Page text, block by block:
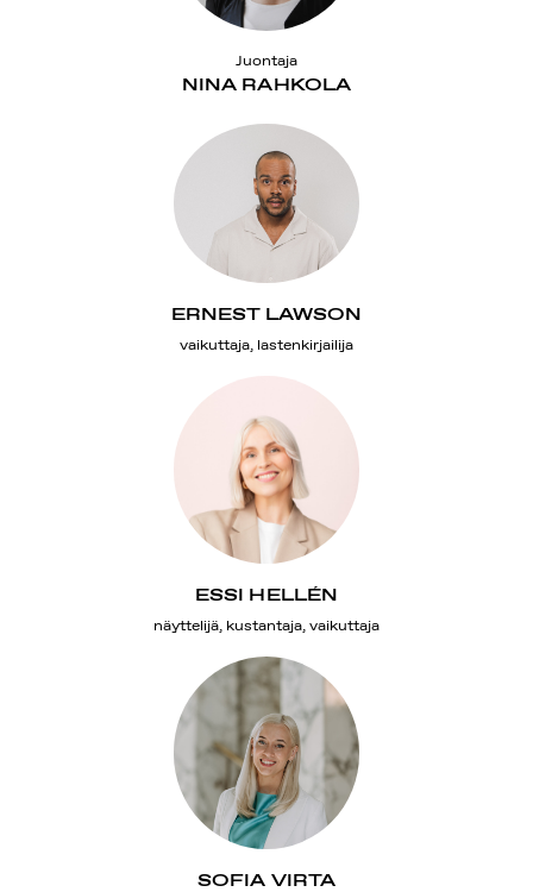
NINA RAHKOLA
Juontaja
ERNEST LAWSON
vaikuttaja, lastenkirjailija
ESSI HELLÉN
näyttelijä, kustantaja, vaikuttaja
SOFIA VIRTA